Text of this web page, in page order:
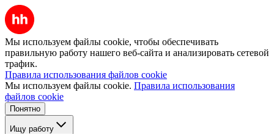
Мы используем файлы cookie, чтобы обеспечивать
правильную работу нашего веб-сайта и анализировать сетевой
трафик.
Правила использования файлов cookie
Мы используем файлы cookie. Правила использования
файлов cookie
Понятно
Ищу работу